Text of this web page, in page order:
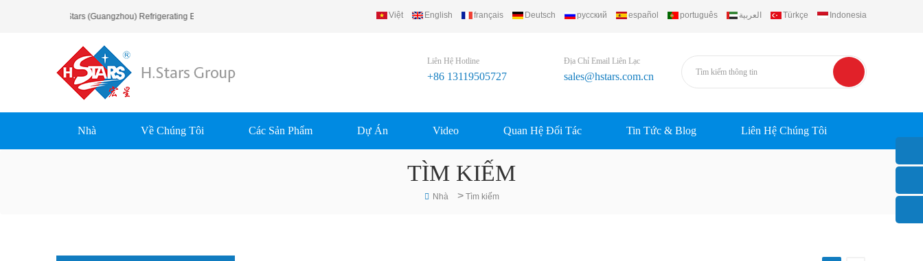
Mừng Bạn Đến H.Stars (Guangzhou) Refrigerating Equipment Group Ltd.. Việt English français Deutsch русский español português العربية Türkçe Indonesia
Liên Hệ Hotline
+86 13119505727
Địa Chỉ Email Liên Lạc
sales@hstars.com.cn
Nhà Về Chúng Tôi Các Sản Phẩm Dự Án Video Quan Hệ Đối Tác Tin Tức & Blog Liên Hệ Chúng Tôi
TÌM KIẾM
Nhà > Tìm kiếm